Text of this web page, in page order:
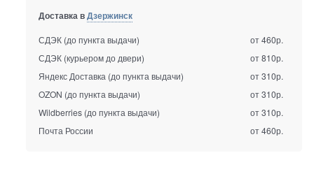
Доставка вДзержинск
СДЭК (до пункта выдачи)
от 460р.
СДЭК (курьером до двери)
от 810р.
Яндекс Доставка (до пункта выдачи)
от 310р.
OZON (до пункта выдачи)
от 310р.
Wildberries (до пункта выдачи)
от 310р.
Почта России
от 460р.